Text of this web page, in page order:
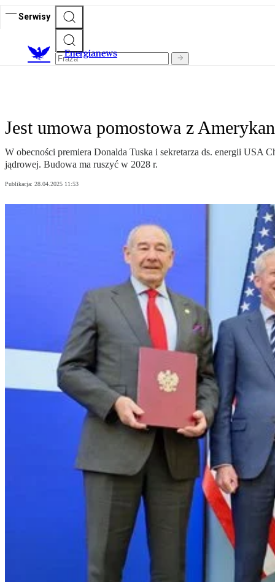
Serwisy
Energianews
Jest umowa pomostowa z
W obecności premiera Donalda Tuska i sekretarza ds. energii USA
jądrowej. Budowa ma ruszyć w 2028 r.
Publikacja: 28.04.2025 11:53